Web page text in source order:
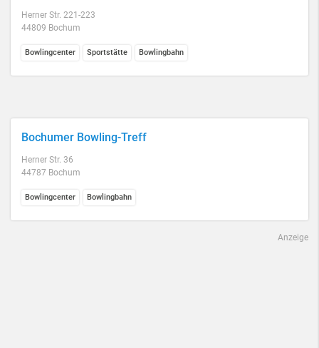
Herner Str. 221-223
44809 Bochum
Bowlingcenter Sportstätte Bowlingbahn
Bochumer Bowling-Treff
Herner Str. 36
44787 Bochum
Bowlingcenter Bowlingbahn
Anzeige